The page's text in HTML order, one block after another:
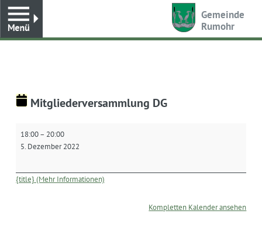
Gemeinde
Rumohr
Mitgliederversammlung DG
18:00– 20:00
5. Dezember 2022
{title} (Mehr Informationen)
Kompletten Kalender ansehen